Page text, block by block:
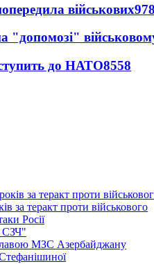
військових
до НАТО8558
за теракт проти військового
Росії
СЗЧ"
главою МЗС Азербайджану